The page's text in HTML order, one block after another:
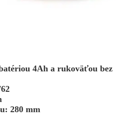
4Ah a rukoväťou bez
280 mm